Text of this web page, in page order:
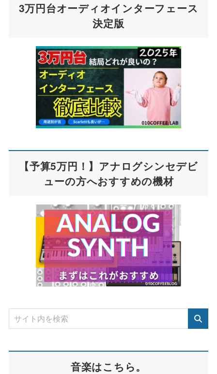
3万円台オーディオインターフェース
決定版
【予算5万円！】アナログシンセデビ
ューの方へおすすめの機材
音楽はこちら。